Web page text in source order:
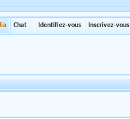
Chat Identifiez-vous Inscrivez-vous